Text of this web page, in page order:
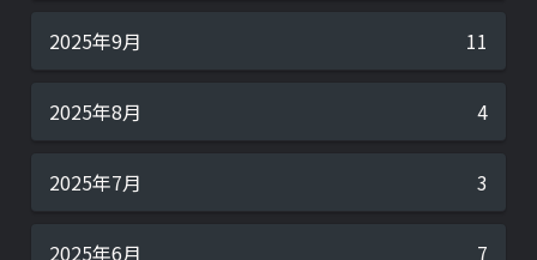
2025年9月 11
2025年8月 4
2025年7月 3
2025年6月 7